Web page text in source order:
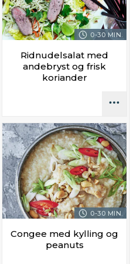
0-30 MIN.
Ridnudelsalat med
andebryst og frisk
koriander
0-30 MIN.
Congee med kylling og
peanuts